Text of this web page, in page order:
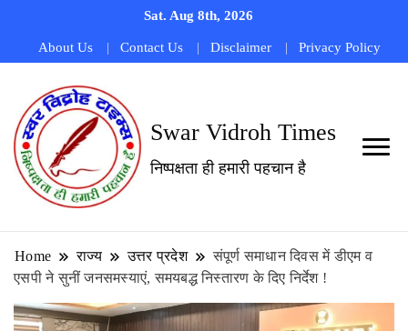
Sat. Aug 8th, 2026
About Us Contact Us Disclaimer Privacy Policy
Swar Vidroh Times
निष्पक्षता ही हमारी पहचान है
Home राज्य उत्तर प्रदेश
संपूर्ण समाधान दिवस में डीएम व
एसपी ने सुनीं जनसमस्याएं, समयबद्ध निस्तारण के दिए निर्देश !